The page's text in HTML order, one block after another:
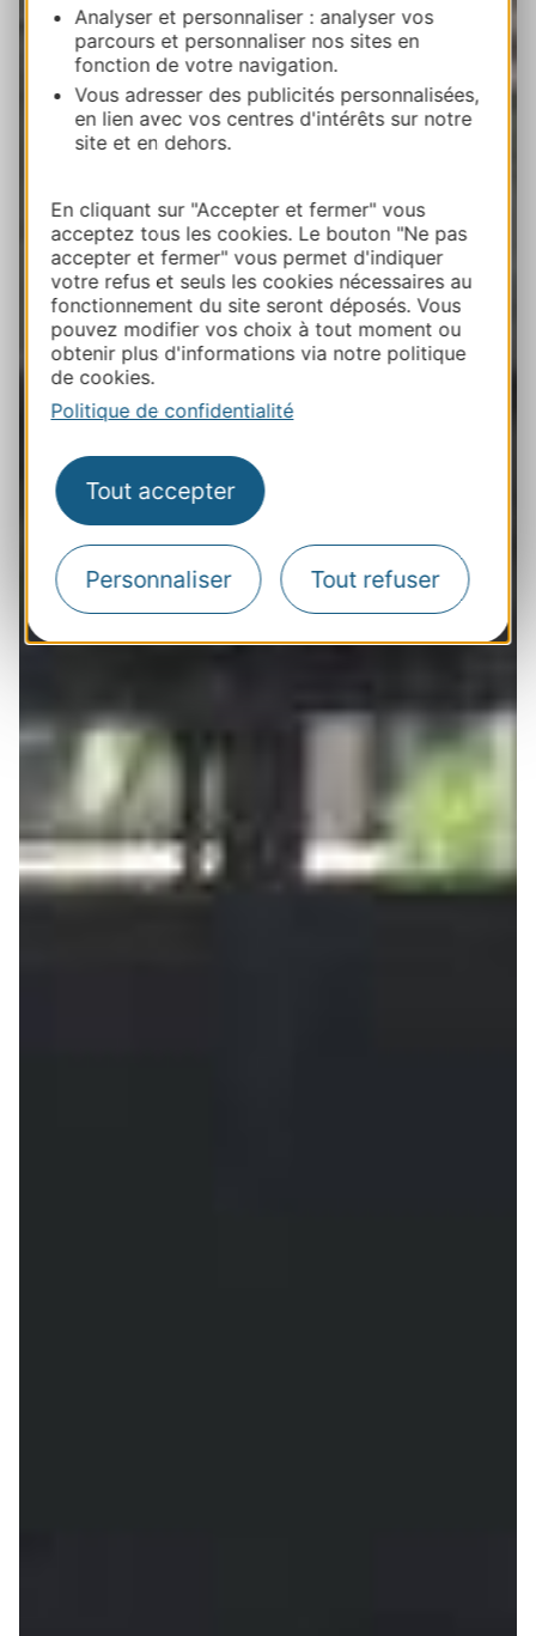
Analyser et personnaliser : analyser vos
parcours et personnaliser nos sites en
fonction de votre navigation.
Vous adresser des publicités personnalisées,
en lien avec vos centres d'intérêts sur notre
site et en dehors.
En cliquant sur "Accepter et fermer" vous
acceptez tous les cookies. Le bouton "Ne pas
accepter et fermer" vous permet d'indiquer
votre refus et seuls les cookies nécessaires au
fonctionnement du site seront déposés. Vous
pouvez modifier vos choix à tout moment ou
obtenir plus d'informations via notre politique
de cookies.
Politique de confidentialité
Tout accepter
Personnaliser Tout refuser